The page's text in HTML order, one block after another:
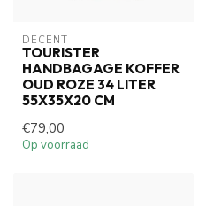
DECENT
TOURISTER
HANDBAGAGE KOFFER
OUD ROZE 34 LITER
55X35X20 CM
€79,00
Op voorraad